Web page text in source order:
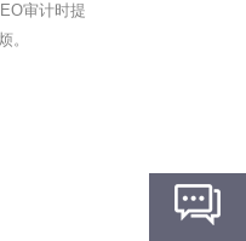
审计时提
。